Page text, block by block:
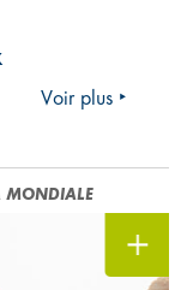
Voir plus ‣